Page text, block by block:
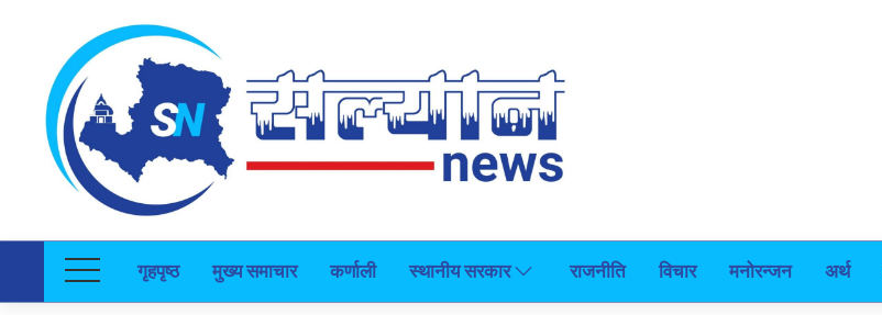
गृहपृष्ठ मुख्य समाचार कर्णाली स्थानीय सरकार राजनीति विचार मनोरन्जन अर्थ